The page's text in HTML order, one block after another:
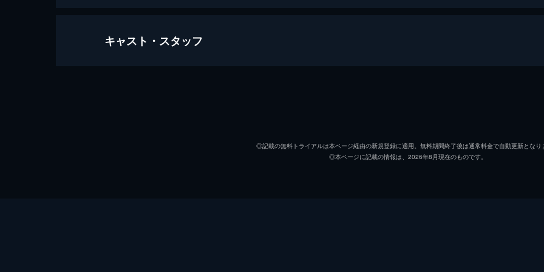
女々演
キャスト・スタッフ
藤崎蒼生
◎記載の無料トライアルは本ページ経由の新規登録に適用。無料期間終了後は通常料金で自動更新となり
◎本ページに記載の情報は、2026年8月現在のものです。